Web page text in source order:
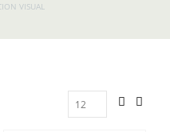
VISUAL